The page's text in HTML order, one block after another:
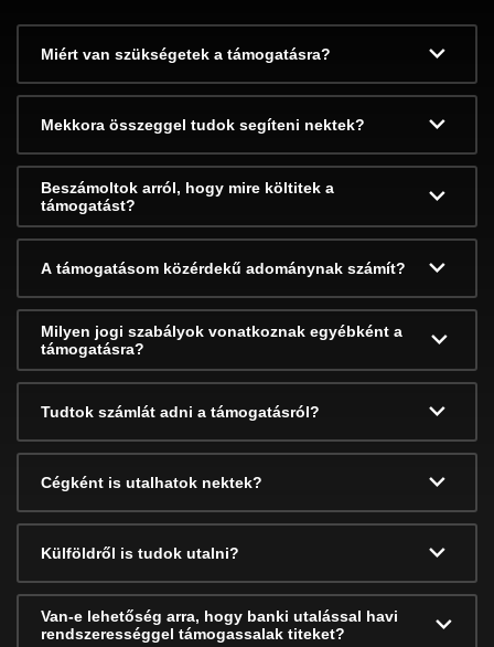
Miért van szükségetek a támogatásra?
Mekkora összeggel tudok segíteni nektek?
Beszámoltok arról, hogy mire költitek a
támogatást?
A támogatásom közérdekű adománynak számít?
Milyen jogi szabályok vonatkoznak egyébként a
támogatásra?
Tudtok számlát adni a támogatásról?
Cégként is utalhatok nektek?
Külföldről is tudok utalni?
Van-e lehetőség arra, hogy banki utalással havi
rendszerességgel támogassalak titeket?